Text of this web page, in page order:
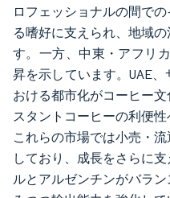
ロフェッショナルの間で
る嗜好に支えられ、地域
す。一方、中東・アフリ
昇を示しています。UAE
おける都市化がコーヒー
スタントコーヒーの利便性
これらの市場では小売・
しており、成長をさらに
ルとアルゼンチンがバラ